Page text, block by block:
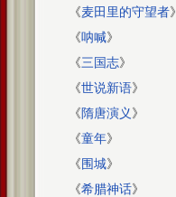
《麦田里的守望者》
《呐喊》
《三国志》
《世说新语》
《隋唐演义》
《童年》
《围城》
《希腊神话》